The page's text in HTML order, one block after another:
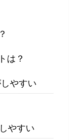
は？
やすい
やすい